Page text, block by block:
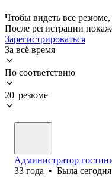
Чтобы видеть все резюме,
После регистрации
Зарегистрироваться
За всё время
По соответствию
20 резюме
Администратор
33 года • Была сегодня